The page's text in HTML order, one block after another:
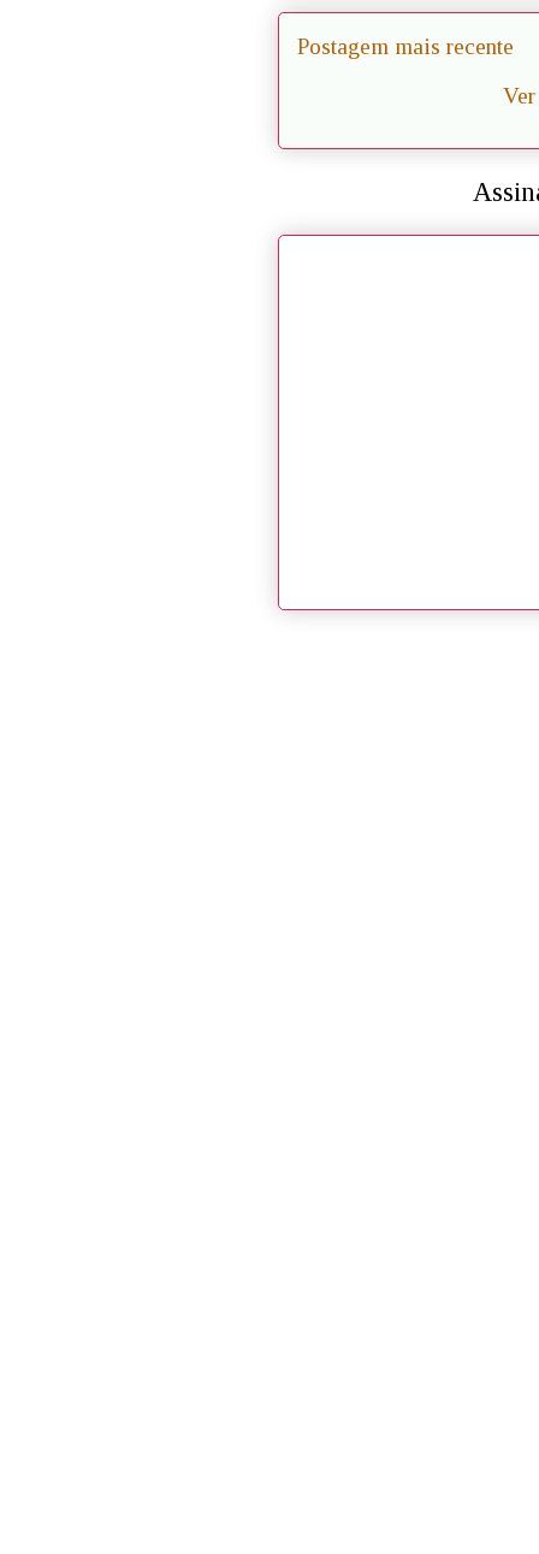
Postagem mais recente